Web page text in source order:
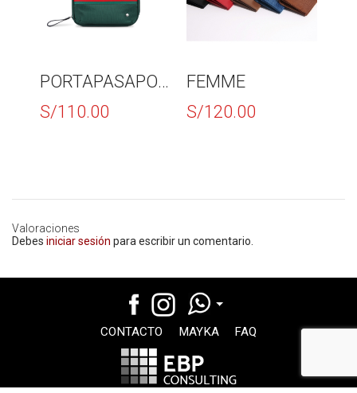
PORTAPASAPORTE
S/110.00
FEMME
S/120.00
Valoraciones
Debes iniciar sesión para escribir un comentario.
CONTACTO MAYKA FAQ